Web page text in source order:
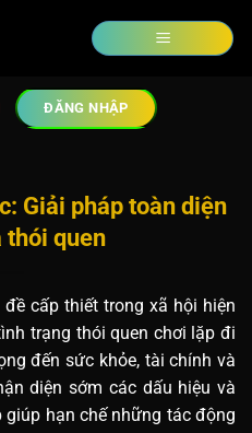
ĐĂNG NHẬP
Giải pháp toàn diện
thói quen
đề cấp thiết trong xã hội hiện
trạng thói quen chơi lặp đi
đến sức khỏe, tài chính và
diện sớm các dấu hiệu và
hạn chế những tác động